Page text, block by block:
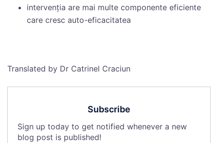
intervenţia are mai multe componente eficiente
care cresc auto-eficacitatea
Translated by Dr Catrinel Craciun
Subscribe
Sign up today to get notified whenever a new
blog post is published!